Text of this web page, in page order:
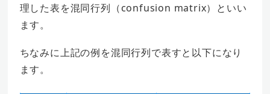
理した表を混同行列（confusion matrix）といい
ます。
ちなみに上記の例を混同行列で表すと以下になり
ます。